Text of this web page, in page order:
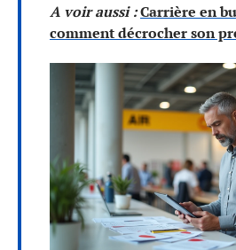
A voir aussi :Carrière en
comment décrocher son